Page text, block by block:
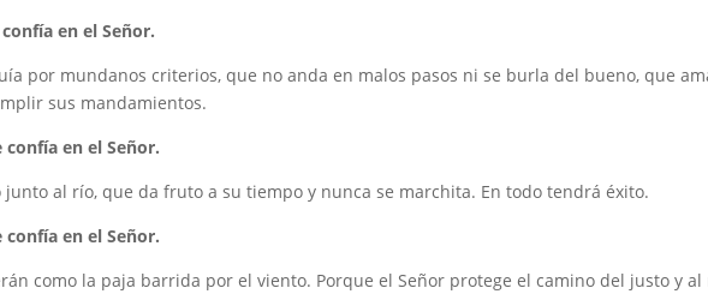
en el Señor.
por mundanos criterios, que no anda en malos pasos ni se burla del bueno, que
sus mandamientos.
en el Señor.
al río, que da fruto a su tiempo y nunca se marchita. En todo tendrá éxito.
en el Señor.
como la paja barrida por el viento. Porque el Señor protege el camino del justo y al